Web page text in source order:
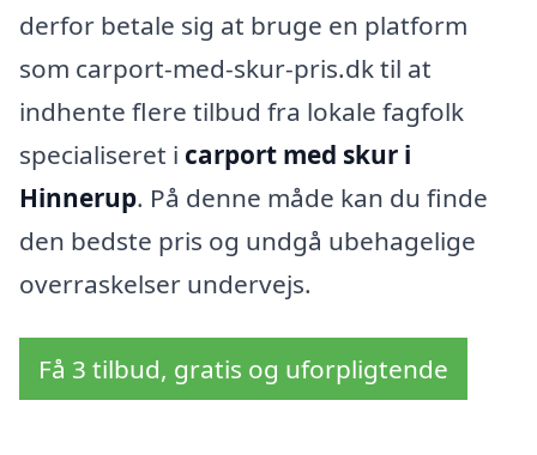
derfor betale sig at bruge en platform
som carport-med-skur-pris.dk til at
indhente flere tilbud fra lokale fagfolk
specialiseret i carport med skur i
Hinnerup. På denne måde kan du finde
den bedste pris og undgå ubehagelige
overraskelser undervejs.
Få 3 tilbud, gratis og uforpligtende